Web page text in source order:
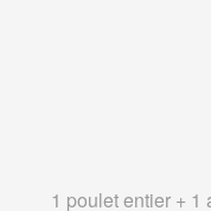
1 poulet entier + 1